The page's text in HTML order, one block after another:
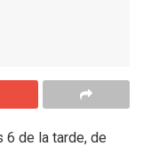
6 de la tarde, de